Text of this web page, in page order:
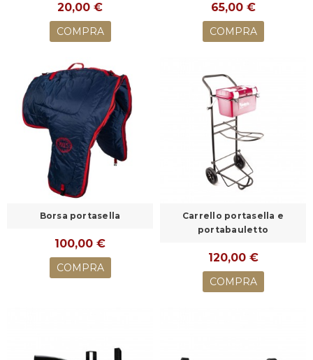
20,00 €
COMPRA
65,00 €
COMPRA
Borsa portasella
100,00 €
COMPRA
Carrello portasella e
portabauletto
120,00 €
COMPRA